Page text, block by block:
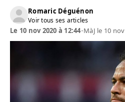
Romaric Déguénon
Voir tous ses articles
Le 10 nov 2020 à 12:44•MàJ le 10